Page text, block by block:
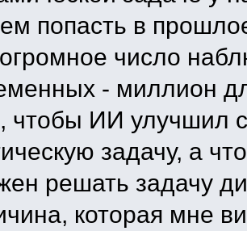
попасть в
число
- миллион
чтобы ИИ улучшил
задачу, а
решать задачу
которая мне